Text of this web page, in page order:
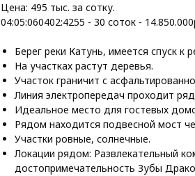
Цена: 495 тыс. за сотку.
04:05:060402:4255 - 30 соток -
Берег реки Катунь, имеется спуск к
На участках растут деревья.
Участок граничит с
Линия электропередач проходит
Идеальное место для гостевых
Рядом находится подвесной мост
Участки ровные, солнечные.
Локации рядом: Развлекательный
достопримечательность Зубы